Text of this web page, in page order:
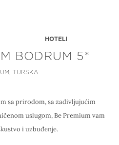
HOTELI
BODRUM 5*
TURSKA
sa prirodom, sa zadivljujućim
uslugom, Be Premium vam
i uzbuđenje.